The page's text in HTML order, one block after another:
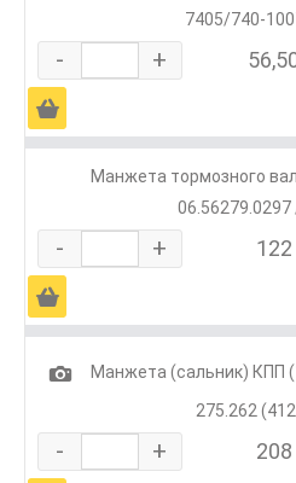
7405/740-
- +
Ä
Манжета тормозного
06.56279.0297
- +
Ä
1
Манжета (сальник) КПП
275.262
- +